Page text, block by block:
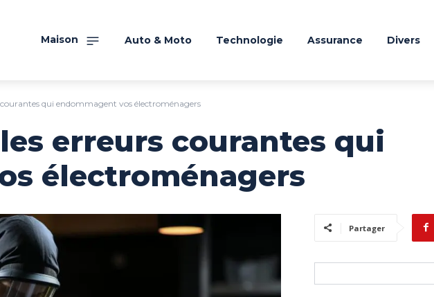
Maison Auto & Moto Technologie Assurance Divers
qui endommagent vos électroménagers
erreurs courantes qui
électroménagers
Partager